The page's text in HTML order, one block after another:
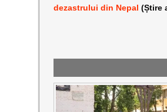
dezastrului din Nepal (Știre